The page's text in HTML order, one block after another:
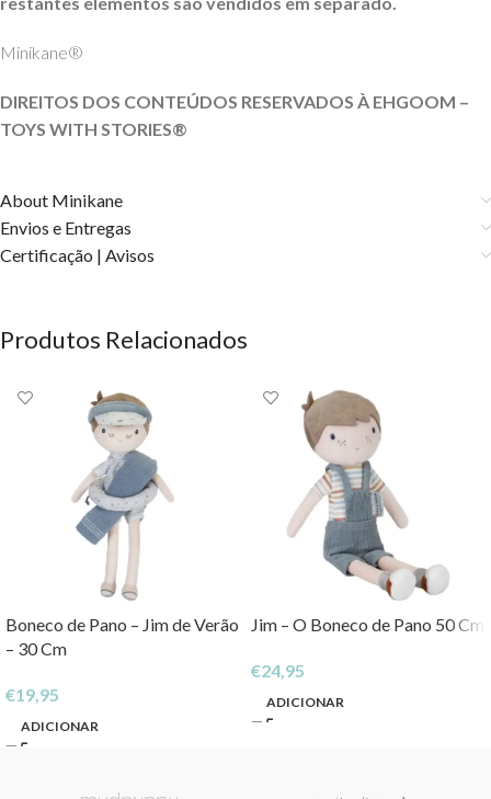
Minikane®
DIREITOS DOS CONTEÚDOS RESERVADOS À EHGOOM –
TOYS WITH STORIES®
About Minikane
Envios e Entregas
Certificação | Avisos
Produtos Relacionados
Boneco de Pano – Jim de Verão
– 30 Cm
€19,95
ADICIONAR
Jim – O Boneco de Pano 50 Cm
€24,95
ADICIONAR